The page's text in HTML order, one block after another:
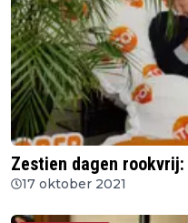
Zestien dagen
17 oktober 2021